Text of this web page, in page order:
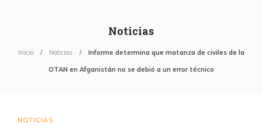
Noticias
Inicio Noticias Informe determina que matanza de civiles de la
OTAN en Afganistán no se debió a un error técnico
NOTICIAS